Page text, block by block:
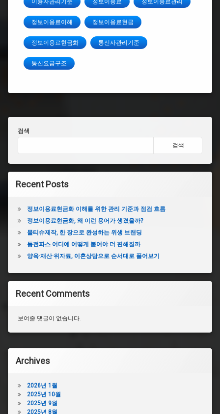
이용자관리기준 정보이용료 정보이용료관리
정보이용료이해 정보이용료현금
정보이용료현금화 통신사관리기준
통신요금구조
검색
검색
Recent Posts
정보이용료현금화 이해를 위한 관리 기준과 점검 흐름
정보이용료현금화, 왜 이런 용어가 생겼을까?
물티슈제작, 한 장으로 완성하는 위생 브랜딩
동전파스 어디에 어떻게 붙여야 더 편해질까
양육·재산·위자료, 이혼상담으로 순서대로 풀어보기
Recent Comments
보여줄 댓글이 없습니다.
Archives
2026년 1월
2025년 10월
2025년 9월
2025년 8월